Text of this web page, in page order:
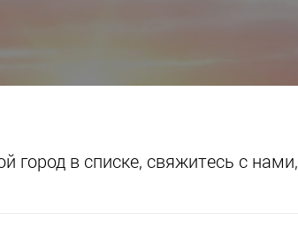
город в списке, свяжитесь с нами,